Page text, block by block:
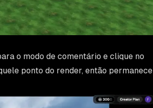
o modo de comentário e clique no
ponto do render, então permanece